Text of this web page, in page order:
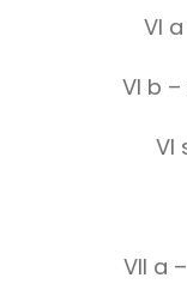
VI
VI b
VI
VII a